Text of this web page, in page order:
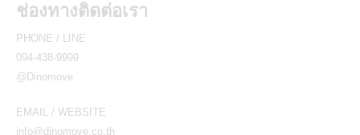
ช่องทางติดต่อเรา
PHONE / LINE
094-438-9999
@Dinomove
EMAIL / WEBSITE
info@dinomove.co.th